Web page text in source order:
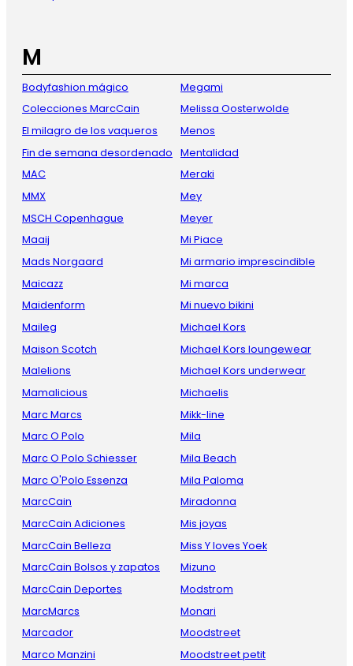
M
Bodyfashion mágico
Colecciones MarcCain
El milagro de los vaqueros
Fin de semana desordenado
MAC
MMX
MSCH Copenhague
Maaij
Mads Norgaard
Maicazz
Maidenform
Maileg
Maison Scotch
Malelions
Mamalicious
Marc Marcs
Marc O Polo
Marc O Polo Schiesser
Marc O'Polo Essenza
MarcCain
MarcCain Adiciones
MarcCain Belleza
MarcCain Bolsos y zapatos
MarcCain Deportes
MarcMarcs
Marcador
Marco Manzini
Megami
Melissa Oosterwolde
Menos
Mentalidad
Meraki
Mey
Meyer
Mi Piace
Mi armario imprescindible
Mi marca
Mi nuevo bikini
Michael Kors
Michael Kors loungewear
Michael Kors underwear
Michaelis
Mikk-line
Mila
Mila Beach
Mila Paloma
Miradonna
Mis joyas
Miss Y loves Yoek
Mizuno
Modstrom
Monari
Moodstreet
Moodstreet petit